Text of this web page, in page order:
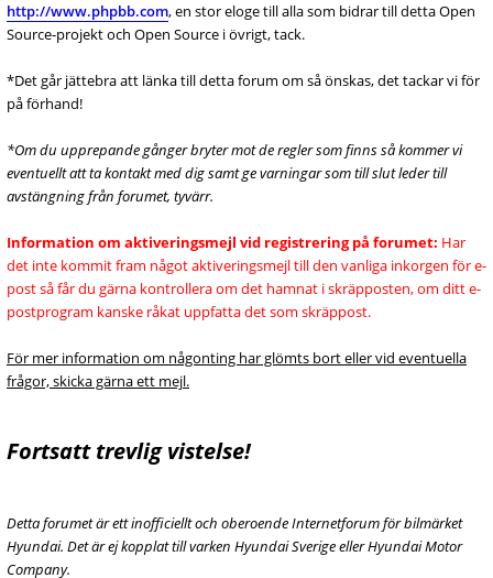
http://www.phpbb.com, en stor eloge till alla som bidrar till detta Open
Source-projekt och Open Source i övrigt, tack.
*Det går jättebra att länka till detta forum om så önskas, det tackar vi för
på förhand!
*Om du upprepande gånger bryter mot de regler som finns så kommer vi
eventuellt att ta kontakt med dig samt ge varningar som till slut leder till
avstängning från forumet, tyvärr.
Information om aktiveringsmejl vid registrering på forumet: Har
det inte kommit fram något aktiveringsmejl till den vanliga inkorgen för e-
post så får du gärna kontrollera om det hamnat i skräpposten, om ditt e-
postprogram kanske råkat uppfatta det som skräppost.
För mer information om någonting har glömts bort eller vid eventuella
frågor, skicka gärna ett mejl.
Fortsatt trevlig vistelse!
Detta forumet är ett inofficiellt och oberoende Internetforum för bilmärket
Hyundai. Det är ej kopplat till varken Hyundai Sverige eller Hyundai Motor
Company.